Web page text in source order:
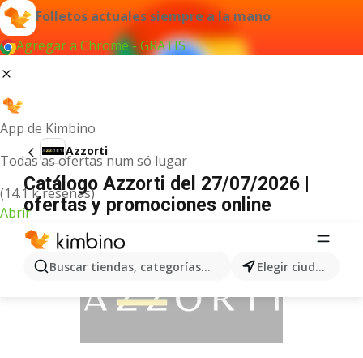
Folletos actuales siempre a la mano
Agregar a Chrome - GRATIS
App de Kimbino
Todas as ofertas num só lugar
(14.1 k reseñas)
Abrir
Buscar tiendas, categorías, productos... Elegir ciudad
Azzorti
Catálogo Azzorti del 27/07/2026 |
ofertas y promociones online